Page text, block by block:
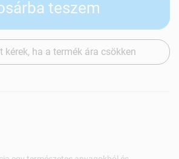
teszem
kérek, ha a termék ára csökken